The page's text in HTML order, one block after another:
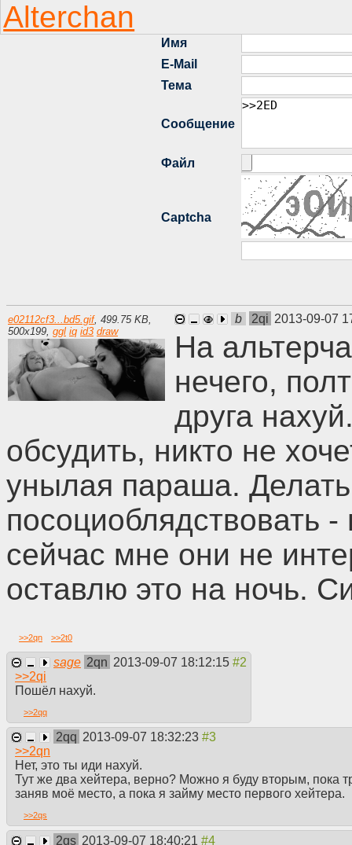
e02112cf3...bd5.gif, 499.75 KB,
500x199, ggl iq id3 draw
b 2qi 2013-09-07
На
нечего,
друга
обсудить, никто не
унылая параша.
посоциоблядствовать
сейчас мне они не
оставлю это на ночь.
>>2qn >>2t0
sage 2qn 2013-09-07 18:12:15
>>2qi
Пошёл нахуй.
>>2qq
2qq 2013-09-07 18:32:23
>>2qn
Нет, это ты иди нахуй.
Тут же два хейтера, верно? Можно я буду вторым, пока
заняв моё место, а пока я займу место первого хейтера.
>>2qs
2qs 2013-09-07 18:40:21